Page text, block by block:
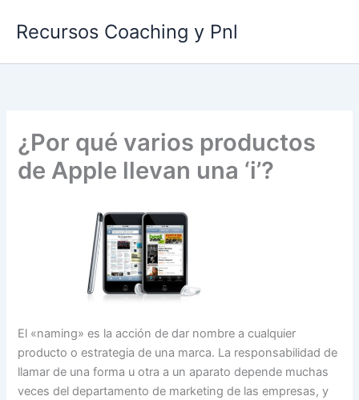
Recursos Coaching y Pnl
¿Por qué varios productos
de Apple llevan una ‘i’?
El «naming» es la acción de dar nombre a cualquier
producto o estrategia de una marca. La responsabilidad de
llamar de una forma u otra a un aparato depende muchas
veces del departamento de marketing de las empresas, y